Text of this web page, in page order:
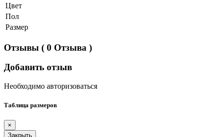
Цвет
Пол
Размер
Отзывы ( 0 Отзыва )
Добавить отзыв
Необходимо авторизоваться
Таблица размеров
×
Закрыть